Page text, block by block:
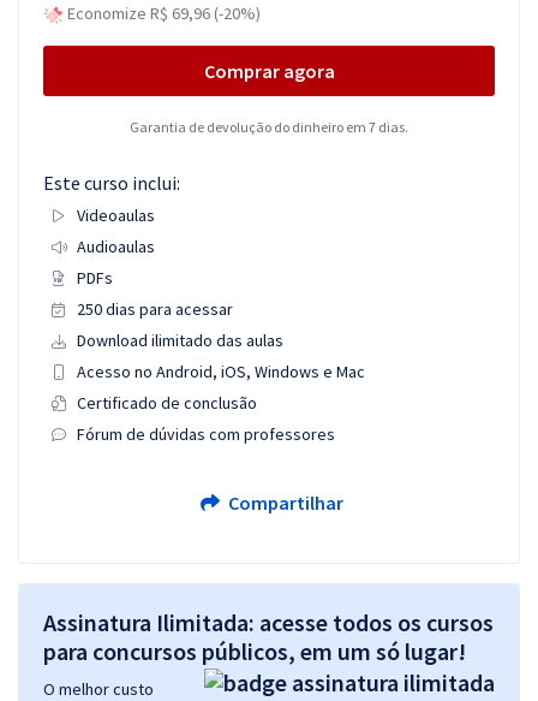
Economize R$ 69,96 (-20%)
Comprar agora
Garantia de devolução do dinheiro em 7 dias.
Este curso inclui:
Videoaulas
Audioaulas
PDFs
250 dias para acessar
Download ilimitado das aulas
Acesso no Android, iOS, Windows e Mac
Certificado de conclusão
Fórum de dúvidas com professores
Compartilhar
Assinatura Ilimitada: acesse todos os cursos
para concursos públicos, em um só lugar!
O melhor custo